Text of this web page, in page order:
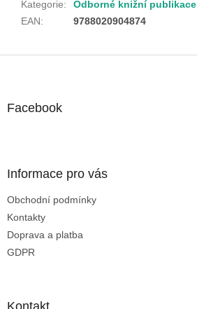
Kategorie:
Odborné knižní publikace
EAN: 9788020904874
Facebook
Informace pro vás
Obchodní podmínky
Kontakty
Doprava a platba
GDPR
Kontakt